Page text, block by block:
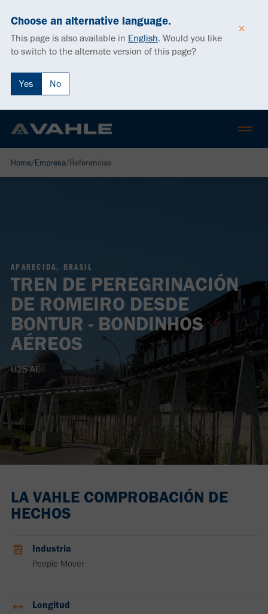
Choose an alternative language.
This page is also available in English. Would you like
to switch to the alternate version of this page?
Yes No
Home/Empresa/Referencias
APARECIDA, BRASIL
TREN DE PEREGRINACIÓN
DE ROMEIRO DESDE
BONTUR - BONDINHOS
AÉREOS
U25 AE
LA VAHLE COMPROBACIÓN DE
HECHOS
Industria
People Mover
Longitud